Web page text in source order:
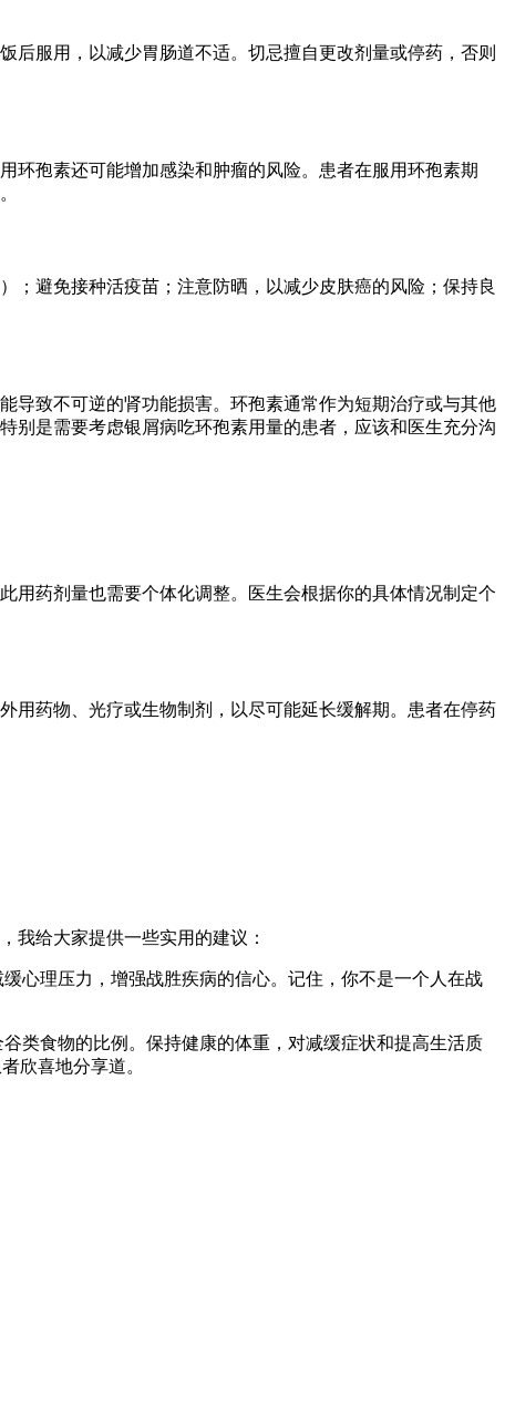
后服用，以减少胃肠道不适。切忌擅自更改剂量或停药，否则
环孢素还可能增加感染和肿瘤的风险。患者在服用环孢素期
；避免接种活疫苗；注意防晒，以减少皮肤癌的风险；保持良
导致不可逆的肾功能损害。环孢素通常作为短期治疗或与其他
别是需要考虑银屑病吃环孢素用量的患者，应该和医生充分沟
用药剂量也需要个体化调整。医生会根据你的具体情况制定个
用药物、光疗或生物制剂，以尽可能延长缓解期。患者在停药
我给大家提供一些实用的建议：
心理压力，增强战胜疾病的信心。记住，你不是一个人在战
类食物的比例。保持健康的体重，对减缓症状和提高生活质
欣喜地分享道。